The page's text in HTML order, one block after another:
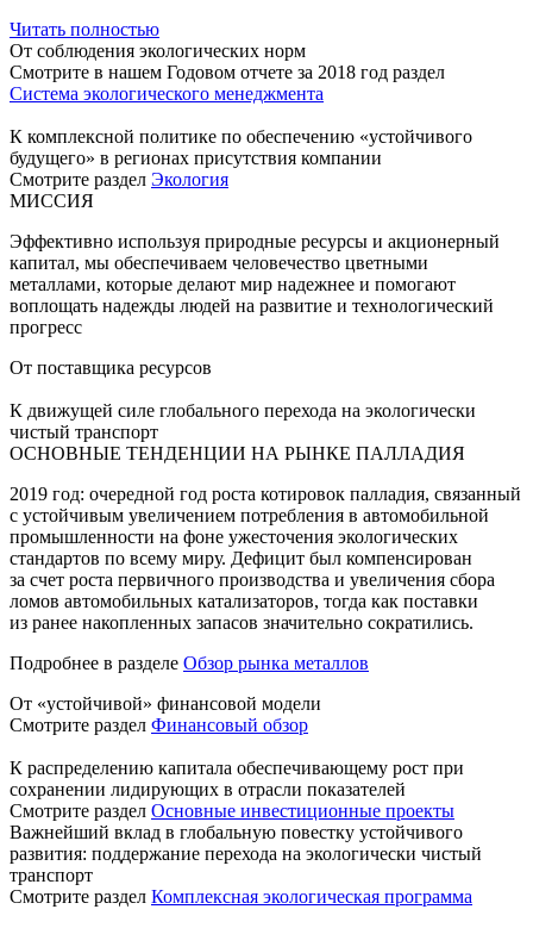
Читать полностью
От соблюдения экологических норм
Смотрите в нашем Годовом отчете за 2018 год раздел
Система экологического менеджмента
К комплексной политике по обеспечению «устойчивого
будущего» в регионах присутствия компании
Смотрите раздел Экология
МИССИЯ
Эффективно используя природные ресурсы и акционерный
капитал, мы обеспечиваем человечество цветными
металлами, которые делают мир надежнее и помогают
воплощать надежды людей на развитие и технологический
прогресс
От поставщика ресурсов
К движущей силе глобального перехода на экологически
чистый транспорт
ОСНОВНЫЕ ТЕНДЕНЦИИ НА РЫНКЕ ПАЛЛАДИЯ
2019 год: очередной год роста котировок палладия, связанный
с устойчивым увеличением потребления в автомобильной
промышленности на фоне ужесточения экологических
стандартов по всему миру. Дефицит был компенсирован
за счет роста первичного производства и увеличения сбора
ломов автомобильных катализаторов, тогда как поставки
из ранее накопленных запасов значительно сократились.
Подробнее в разделе Обзор рынка металлов
От «устойчивой» финансовой модели
Смотрите раздел Финансовый обзор
К распределению капитала обеспечивающему рост при
сохранении лидирующих в отрасли показателей
Смотрите раздел Основные инвестиционные проекты
Важнейший вклад в глобальную повестку устойчивого
развития: поддержание перехода на экологически чистый
транспорт
Смотрите раздел Комплексная экологическая программа